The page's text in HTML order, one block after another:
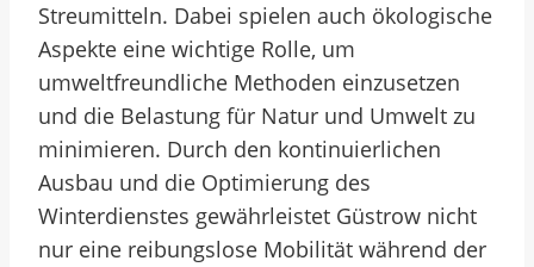
Streumitteln. Dabei spielen auch ökologische
Aspekte eine wichtige Rolle, um
umweltfreundliche Methoden einzusetzen
und die Belastung für Natur und Umwelt zu
minimieren. Durch den kontinuierlichen
Ausbau und die Optimierung des
Winterdienstes gewährleistet Güstrow nicht
nur eine reibungslose Mobilität während der